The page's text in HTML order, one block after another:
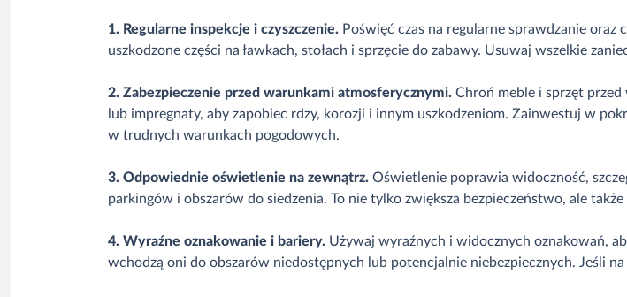
1. Regularne inspekcje i czyszczenie. Poświęć czas na regularne sprawdzanie
uszkodzone części na ławkach, stołach i sprzęcie do zabawy. Usuwaj wszelkie
2. Zabezpieczenie przed warunkami atmosferycznymi. Chroń meble i sprzęt przed
lub impregnaty, aby zapobiec rdzy, korozji i innym uszkodzeniom. Zainwestuj w
w trudnych warunkach pogodowych.
3. Odpowiednie oświetlenie na zewnątrz. Oświetlenie poprawia widoczność,
parkingów i obszarów do siedzenia. To nie tylko zwiększa bezpieczeństwo, ale
4. Wyraźne oznakowanie i bariery. Używaj wyraźnych i widocznych oznakowań,
wchodzą oni do obszarów niedostępnych lub potencjalnie niebezpiecznych. Jeśli